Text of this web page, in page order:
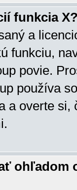
funkcia
a
funkciu,
povie.
používa
a overte
ohľadom